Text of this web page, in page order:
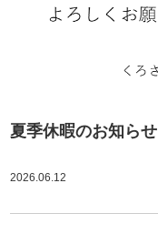
夏季休暇のお知らせ
2026.06.12